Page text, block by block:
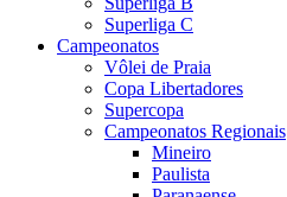
Superliga C
Campeonatos
Vôlei de Praia
Copa Libertadores
Supercopa
Campeonatos Regionais
Mineiro
Paulista